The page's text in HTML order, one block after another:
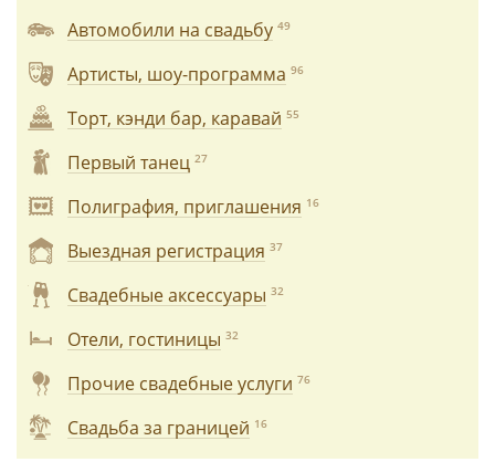
Автомобили на свадьбу 49
Артисты, шоу-программа 96
Торт, кэнди бар, каравай 55
Первый танец 27
Полиграфия, приглашения 16
Выездная регистрация 37
Свадебные аксессуары 32
Отели, гостиницы 32
Прочие свадебные услуги 76
Свадьба за границей 16